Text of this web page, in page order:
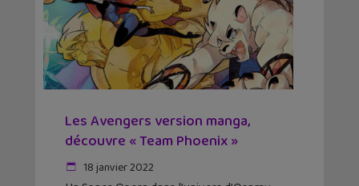
Les Avengers version manga,
découvre « Team Phoenix »
18 janvier 2022